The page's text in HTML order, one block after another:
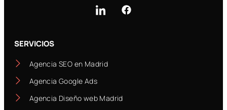
SERVICIOS
Agencia SEO en Madrid
Agencia Google Ads
Agencia Diseño web Madrid